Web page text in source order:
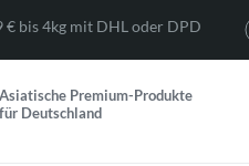
€ bis 4kg mit DHL oder DPD
Asiatische Premium-Produkte
für Deutschland